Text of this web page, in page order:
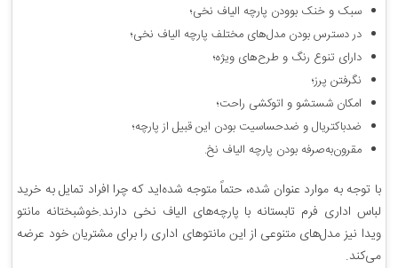
سبک و خنک بوودن پارچه الیاف نخی؛
در دسترس بودن مدل‌های مختلف پارچه الیاف نخی؛
دارای تنوع رنگ و طرح‌های ویژه؛
نگرفتن پرز؛
امکان شستشو و اتوکشی راحت؛
ضدباکتریال و ضدحساسیت بودن این قبیل از پارچه؛
مقرون‌به‌صرفه بودن پارچه الیاف نخ.
با توجه به موارد عنوان شده، حتماً متوجه شده‌اید که چرا افراد تمایل به خرید
لباس اداری فرم تابستانه با پارچه‌های الیاف نخی دارند.خوشبختانه مانتو
ویدا نیز مدل‌های متنوعی از این مانتوهای اداری را برای مشتریان خود عرضه
می‌کند.